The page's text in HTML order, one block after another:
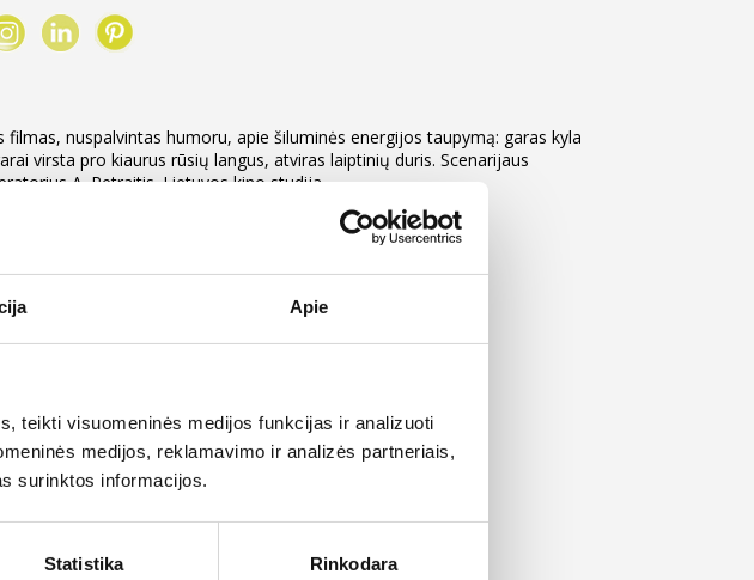
Apie
teikti visuomeninės medijos funkcijas ir analizuoti
medijos, reklamavimo ir analizės partneriais,
surinktos informacijos.
Statistika Rinkodara
filmas, nuspalvintas humoru, apie šiluminės energijos taupymą: garas kyla
virsta pro kiaurus rūsių langus, atviras laiptinių duris. Scenarijaus
A. Petraitis. Lietuvos kino studija.